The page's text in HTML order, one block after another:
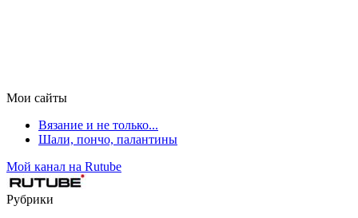
Мои сайты
Вязание и не только...
Шали, пончо, палантины
Мой канал на Rutube
Рубрики